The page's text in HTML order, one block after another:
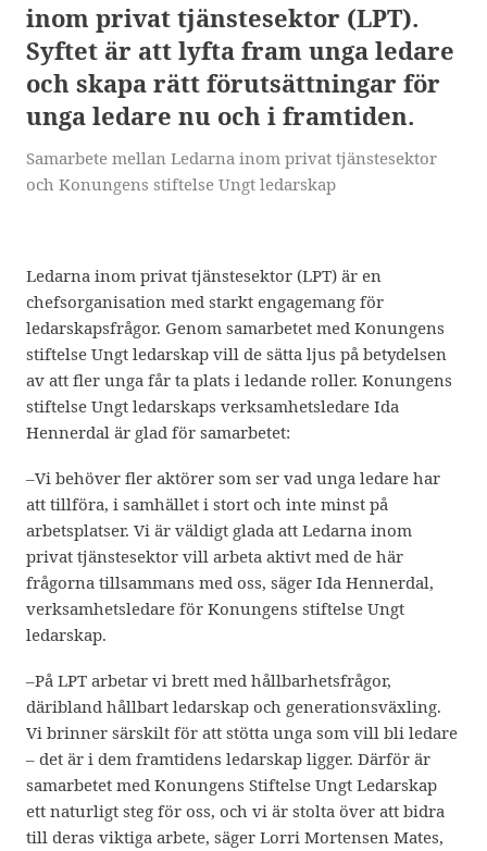
inom privat tjänstesektor (LPT).
Syftet är att lyfta fram unga ledare
och skapa rätt förutsättningar för
unga ledare nu och i framtiden.
Samarbete mellan Ledarna inom privat tjänstesektor
och Konungens stiftelse Ungt ledarskap
Ledarna inom privat tjänstesektor (LPT) är en
chefsorganisation med starkt engagemang för
ledarskapsfrågor. Genom samarbetet med Konungens
stiftelse Ungt ledarskap vill de sätta ljus på betydelsen
av att fler unga får ta plats i ledande roller. Konungens
stiftelse Ungt ledarskaps verksamhetsledare Ida
Hennerdal är glad för samarbetet:
–Vi behöver fler aktörer som ser vad unga ledare har
att tillföra, i samhället i stort och inte minst på
arbetsplatser. Vi är väldigt glada att Ledarna inom
privat tjänstesektor vill arbeta aktivt med de här
frågorna tillsammans med oss, säger Ida Hennerdal,
verksamhetsledare för Konungens stiftelse Ungt
ledarskap.
–På LPT arbetar vi brett med hållbarhetsfrågor,
däribland hållbart ledarskap och generationsväxling.
Vi brinner särskilt för att stötta unga som vill bli ledare
– det är i dem framtidens ledarskap ligger. Därför är
samarbetet med Konungens Stiftelse Ungt Ledarskap
ett naturligt steg för oss, och vi är stolta över att bidra
till deras viktiga arbete, säger Lorri Mortensen Mates,